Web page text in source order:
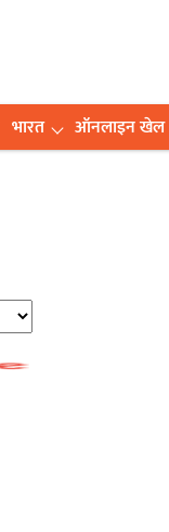
भारत ऑनलाइन खेल